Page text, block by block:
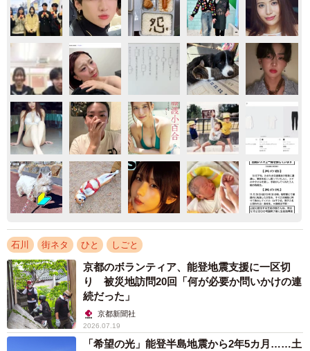
石川 街ネタ ひと しごと
京都のボランティア、能登地震支援に一区切
り 被災地訪問20回「何が必要か問いかけの連
続だった」
京都新聞社
2026.07.19
「希望の光」能登半島地震から2年5カ月……土